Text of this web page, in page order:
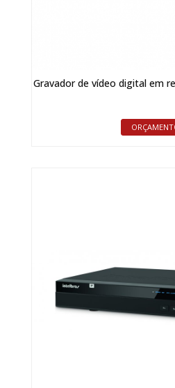
Gravador de vídeo digital em